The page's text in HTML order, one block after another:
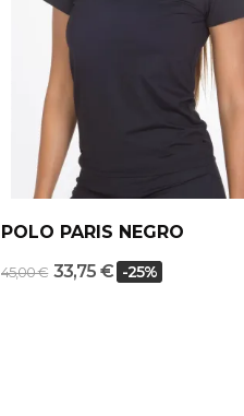
POLO PARIS NEGRO
45,00 € 33,75 € -25%